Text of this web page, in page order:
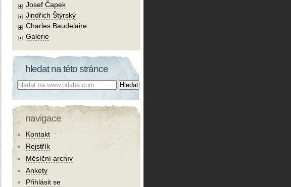
Josef Čapek
Jindřich Štýrský
Charles Baudelaire
Galerie
hledat na této stránce
Co hledat:
navigace
Kontakt
Rejstřík
Měsíční archív
Ankety
Přihlásit se